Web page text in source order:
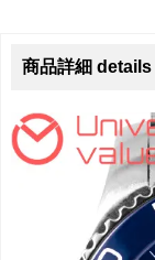
商品詳細 details